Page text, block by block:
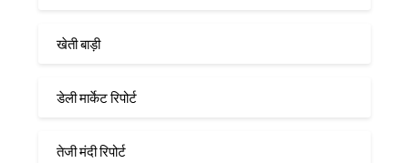
खेती बाड़ी
डेली मार्केट रिपोर्ट
तेजी मंदी रिपोर्ट